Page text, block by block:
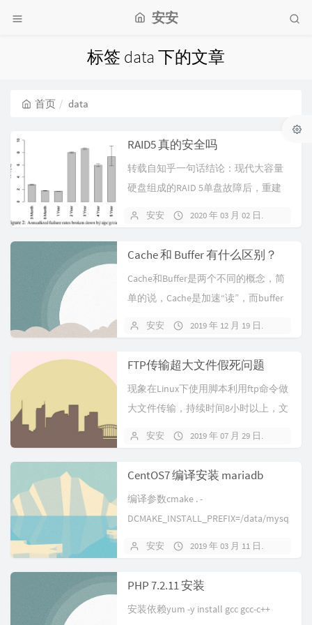
安安
标签 data 下的文章
首页 data
RAID5 真的安全吗
转载自知乎一句话结论：现代大容量
硬盘组成的RAID 5单盘故障后，重建
安安 2020 年 03 月 02 日
Cache 和 Buffer 有什么区别？
Cache和Buffer是两个不同的概念，简
单的说，Cache是加速“读”，而buffer
安安 2019 年 12 月 19 日
FTP传输超大文件假死问题
现象在Linux下使用脚本利用ftp命令做
大文件传输，持续时间8小时以上，文
安安 2019 年 07 月 29 日
CentOS7 编译安装 mariadb
编译参数cmake . -
DCMAKE_INSTALL_PREFIX=/data/mysq
安安 2019 年 03 月 11 日
PHP 7.2.11 安装
安装依赖yum -y install gcc gcc-c++